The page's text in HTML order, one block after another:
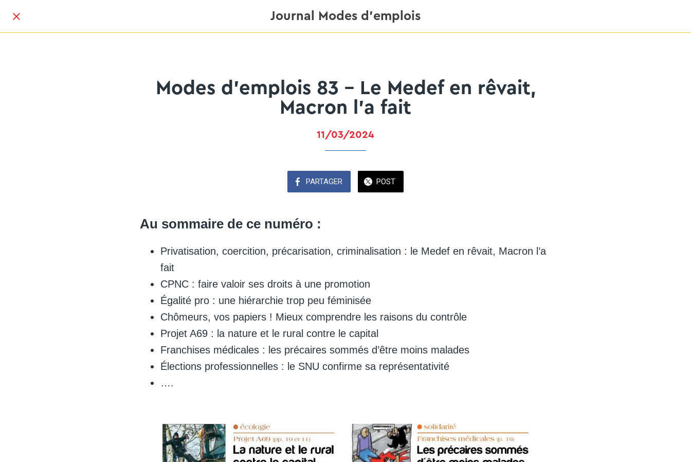
Journal Modes d'emplois
Modes d’emplois 83 - Le Medef en rêvait,
Macron l’a fait
11/03/2024
PARTAGER POST
Au sommaire de ce numéro :
Privatisation, coercition, précarisation, criminalisation : le Medef en rêvait, Macron l’a
fait
CPNC : faire valoir ses droits à une promotion
Égalité pro : une hiérarchie trop peu féminisée
Chômeurs, vos papiers ! Mieux comprendre les raisons du contrôle
Projet A69 : la nature et le rural contre le capital
Franchises médicales : les précaires sommés d’être moins malades
Élections professionnelles : le SNU confirme sa représentativité
….